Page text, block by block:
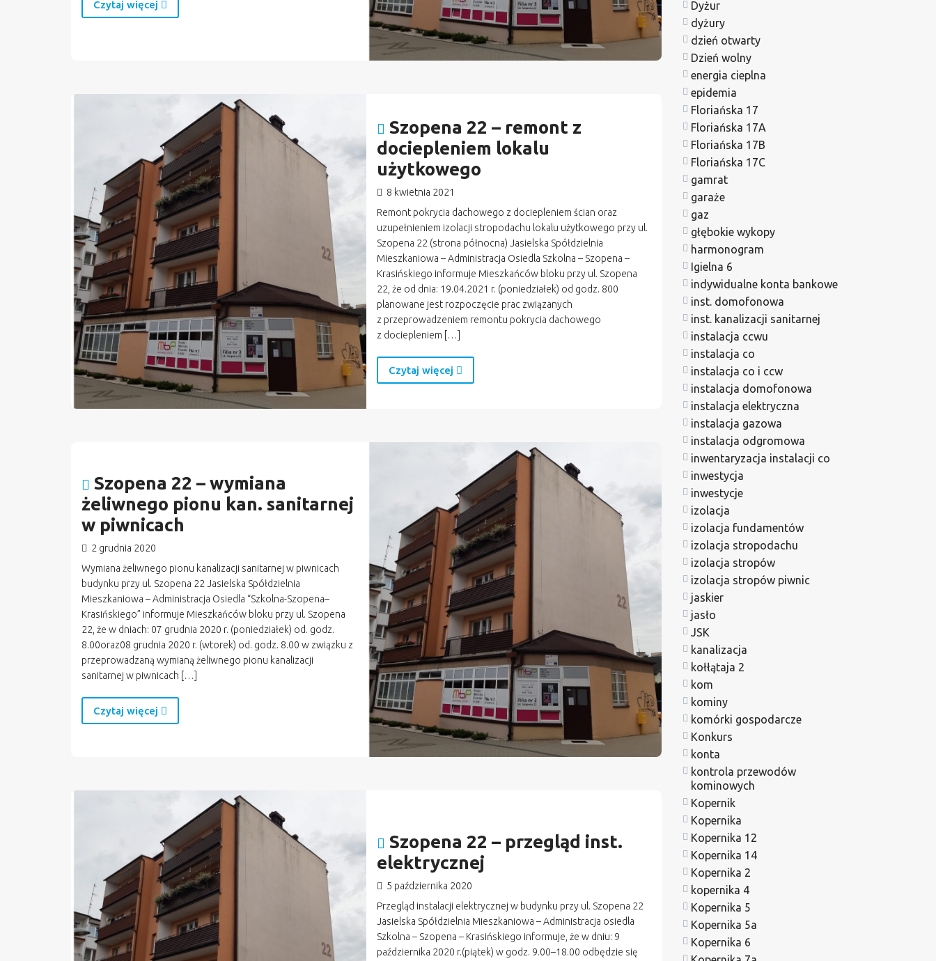
Czytaj więcej
Szopena 22 – remont z
dociepleniem lokalu
użytkowego
8 kwietnia 2021
Remont pokrycia dachowego z dociepleniem ścian oraz
uzupełnieniem izolacji stropodachu lokalu użytkowego przy ul.
Szopena 22 (strona północna) Jasielska Spółdzielnia
Mieszkaniowa – Administracja Osiedla Szkolna – Szopena –
Krasińskiego informuje Mieszkańców bloku przy ul. Szopena
22, że od dnia: 19.04.2021 r. (poniedziałek) od godz. 800
planowane jest rozpoczęcie prac związanych
z przeprowadzeniem remontu pokrycia dachowego
z dociepleniem […]
Czytaj więcej
Szopena 22 – wymiana
żeliwnego pionu kan. sanitarnej
w piwnicach
2 grudnia 2020
Wymiana żeliwnego pionu kanalizacji sanitarnej w piwnicach
budynku przy ul. Szopena 22 Jasielska Spółdzielnia
Mieszkaniowa – Administracja Osiedla “Szkolna-Szopena–
Krasińskiego” informuje Mieszkańców bloku przy ul. Szopena
22, że w dniach: 07 grudnia 2020 r. (poniedziałek) od. godz.
8.00oraz08 grudnia 2020 r. (wtorek) od. godz. 8.00 w związku z
przeprowadzaną wymianą żeliwnego pionu kanalizacji
sanitarnej w piwnicach […]
Czytaj więcej
Szopena 22 – przegląd inst.
elektrycznej
5 października 2020
Przegląd instalacji elektrycznej w budynku przy ul. Szopena 22
Jasielska Spółdzielnia Mieszkaniowa – Administracja osiedla
Szkolna – Szopena – Krasińskiego informuje, że w dniu: 9
października 2020 r.(piątek) w godz. 9.00–18.00 odbędzie się
Dyżur
dyżury
dzień otwarty
Dzień wolny
energia cieplna
epidemia
Floriańska 17
Floriańska 17A
Floriańska 17B
Floriańska 17C
gamrat
garaże
gaz
głębokie wykopy
harmonogram
Igielna 6
indywidualne konta bankowe
inst. domofonowa
inst. kanalizacji sanitarnej
instalacja ccwu
instalacja co
instalacja co i ccw
instalacja domofonowa
instalacja elektryczna
instalacja gazowa
instalacja odgromowa
inwentaryzacja instalacji co
inwestycja
inwestycje
izolacja
izolacja fundamentów
izolacja stropodachu
izolacja stropów
izolacja stropów piwnic
jaskier
jasło
JSK
kanalizacja
kołłątaja 2
kom
kominy
komórki gospodarcze
Konkurs
konta
kontrola przewodów
kominowych
Kopernik
Kopernika
Kopernika 12
Kopernika 14
Kopernika 2
kopernika 4
Kopernika 5
Kopernika 5a
Kopernika 6